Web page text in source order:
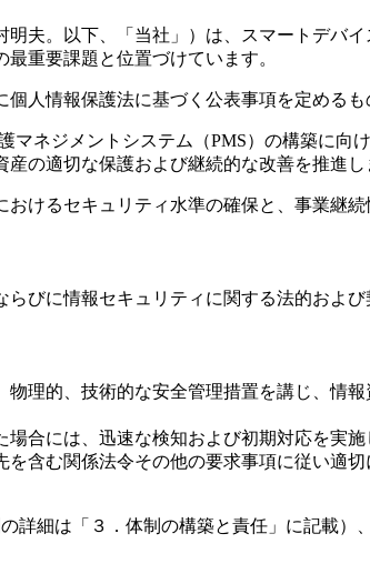
夫。以下、「当社」）は、スマートデバ
重要課題と位置づけています。
人情報保護法に基づく公表事項を定めるも
ネジメントシステム（PMS）の構築に向
の適切な保護および継続的な改善を推進し
けるセキュリティ水準の確保と、事業継
びに情報セキュリティに関する法的および
理的、技術的な安全管理措置を講じ、情
合には、迅速な検知および初期対応を実
含む関係法令その他の要求事項に従い適切
細は「３．体制の構築と責任」に記載）